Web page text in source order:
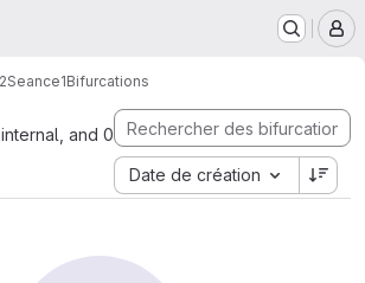
Seance1Bifurcations
and 0
Date de création